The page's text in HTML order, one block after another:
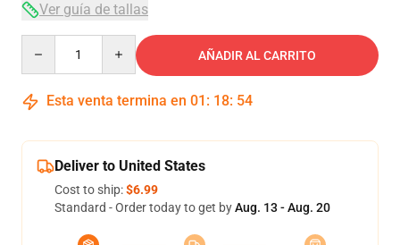
Ver guía de tallas
AÑADIR AL CARRITO
Esta venta termina en 01 : 18: 53
Deliver to United States
Cost to ship:$6.99
Standard - Order today to get byAug. 13 - Aug. 20